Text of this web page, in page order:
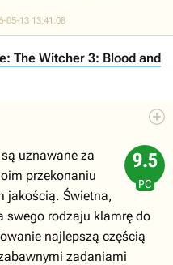
05-13 13:41:08
The Witcher 3: Blood and
9.5
PC
uznawane za
przekonaniu
jakością. Świetna,
swego rodzaju klamrę do
najlepszą częścią
zadaniami